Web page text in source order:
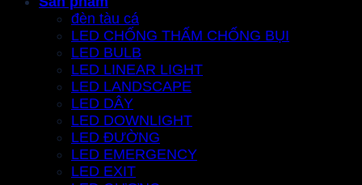
đèn tàu cá
LED CHỐNG THẤM CHỐNG BỤI
LED BULB
LED LINEAR LIGHT
LED LANDSCAPE
LED DÂY
LED DOWNLIGHT
LED ĐƯỜNG
LED EMERGENCY
LED EXIT